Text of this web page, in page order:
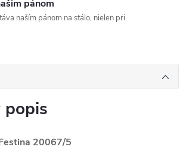
pánom
naším pánom na stálo, nielen pri
popis
20067/5